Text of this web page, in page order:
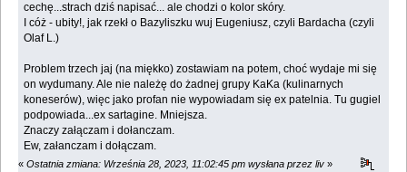
cechę...strach dziś napisać... ale chodzi o kolor skóry.
I cóż - ubity!, jak rzekł o Bazyliszku wuj Eugeniusz, czyli Bardacha (czyli
Olaf L.)
Problem trzech jaj (na miękko) zostawiam na potem, choć wydaje mi się
on wydumany. Ale nie należę do żadnej grupy KaKa (kulinarnych
koneserów), więc jako profan nie wypowiadam się ex patelnia. Tu gugiel
podpowiada...ex sartagine. Mniejsza.
Znaczy załączam i dołanczam.
Ew, załanczam i dołączam.
« Ostatnia zmiana: Września 28, 2023, 11:02:45 pm wysłana przez liv »